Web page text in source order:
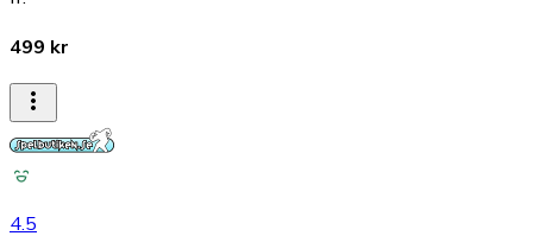
499 kr
4.5